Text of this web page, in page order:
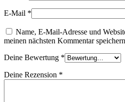
E-Mail *
Name, E-Mail-Adresse und
meinen nächsten Kommentar
Deine Bewertung *
Deine Rezension *